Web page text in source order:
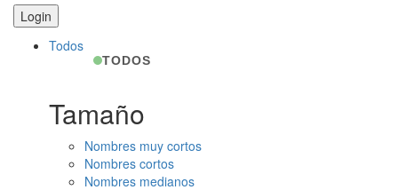
Todos
TODOS
Tamaño
Nombres muy cortos
Nombres cortos
Nombres medianos